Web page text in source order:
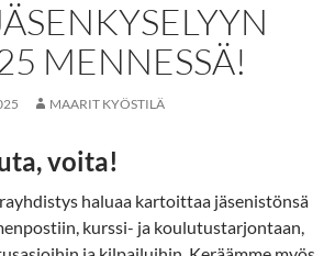
MENNESSÄ!
MAARIT KYÖSTILÄ
voita!
haluaa kartoittaa jäsenistönsä
kurssi- ja koulutustarjontaan,